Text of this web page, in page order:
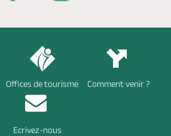
Offices de tourisme Comment venir ?
Ecrivez-nous